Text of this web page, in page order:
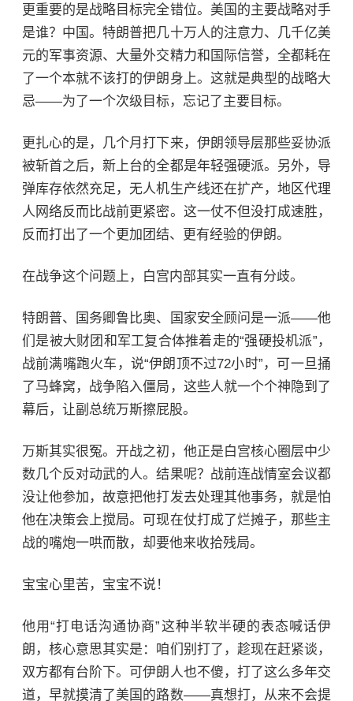
更重要的是战略目标完全错位。美国的主要战略对手
是谁？中国。特朗普把几十万人的注意力、几千亿美
元的军事资源、大量外交精力和国际信誉，全都耗在
了一个本就不该打的伊朗身上。这就是典型的战略大
忌——为了一个次级目标，忘记了主要目标。
更扎心的是，几个月打下来，伊朗领导层那些妥协派
被斩首之后，新上台的全都是年轻强硬派。另外，导
弹库存依然充足，无人机生产线还在扩产，地区代理
人网络反而比战前更紧密。这一仗不但没打成速胜，
反而打出了一个更加团结、更有经验的伊朗。
在战争这个问题上，白宫内部其实一直有分歧。
特朗普、国务卿鲁比奥、国家安全顾问是一派——他
们是被大财团和军工复合体推着走的“强硬投机派”，
战前满嘴跑火车，说“伊朗顶不过72小时”，可一旦捅
了马蜂窝，战争陷入僵局，这些人就一个个神隐到了
幕后，让副总统万斯擦屁股。
万斯其实很冤。开战之初，他正是白宫核心圈层中少
数几个反对动武的人。结果呢？战前连战情室会议都
没让他参加，故意把他打发去处理其他事务，就是怕
他在决策会上搅局。可现在仗打成了烂摊子，那些主
战的嘴炮一哄而散，却要他来收拾残局。
宝宝心里苦，宝宝不说！
他用“打电话沟通协商”这种半软半硬的表态喊话伊
朗，核心意思其实是：咱们别打了，趁现在赶紧谈，
双方都有台阶下。可伊朗人也不傻，打了这么多年交
道，早就摸清了美国的路数——真想打，从来不会提